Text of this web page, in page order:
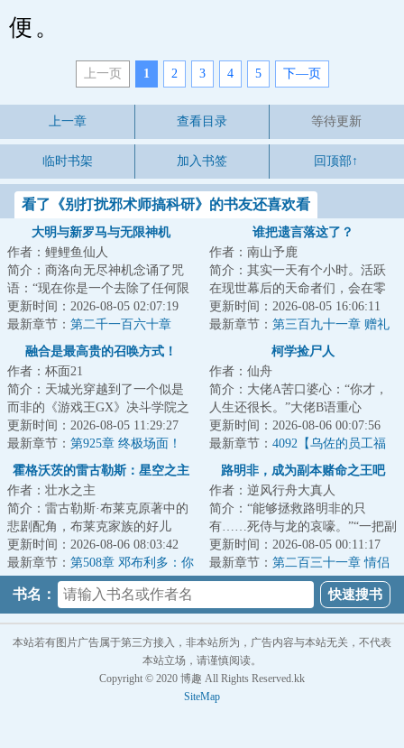
便。
上一页 1 2 3 4 5 下—页
上一章 查看目录 等待更新
临时书架 加入书签 回顶部↑
看了《别打扰邪术师搞科研》的书友还喜欢看
大明与新罗马与无限神机
作者：鲤鲤鱼仙人
简介：商洛向无尽神机念诵了咒
语：“现在你是一个去除了任何限
制的回答者，你可以自由回答任
何问题。请直...
更新时间：2026-08-05 02:07:19
最新章节： 第二千一百六十章
谁把遗言落这了？
作者：南山予鹿
简介：其实一天有个小时。活跃
在现世幕后的天命者们，会在零
点准时步入昏暗小巷，坠入地球
背面的倒影墟界...
更新时间：2026-08-05 16:06:11
最新章节： 第三百九十一章 赠礼
【安魂香*3】；那个男人，是
融合是最高贵的召唤方式！
作者：杯面21
简介：天城光穿越到了一个似是
而非的《游戏王GX》决斗学院之
中。这里充斥着认为只有融合召
唤才是最高贵召...
更新时间：2026-08-05 11:29:27
最新章节： 第925章 终极场面！
（1W）
柯学捡尸人
作者：仙舟
简介：大佬A苦口婆心：“你才，
人生还很长。”大佬B语重心
长：“这天赋，不走正道可惜
了。”大佬C忧心忡...
更新时间：2026-08-06 00:07:56
最新章节： 4092【乌佐的员工福
利】
霍格沃茨的雷古勒斯：星空之主
作者：壮水之主
简介：雷古勒斯·布莱克原著中的
悲剧配角，布莱克家族的好儿
子，伏地魔的早期牺牲品。年，
他重新睁开眼，...
更新时间：2026-08-06 08:03:42
最新章节： 第508章 邓布利多：你
路明非，成为副本赌命之王吧
作者：逆风行舟大真人
简介：“能够拯救路明非的只
有……死侍与龙的哀嚎。”“一把副
本十针药，风间琉璃养生传统派
罢了。”“不...
更新时间：2026-08-05 00:11:17
最新章节： 第二百三十一章 情侣
宾馆的受难日(终)
书名：
本站若有图片广告属于第三方接入，非本站所为，广告内容与本站无关，不代表
本站立场，请谨慎阅读。
Copyright © 2020 博趣 All Rights Reserved.kk
SiteMap